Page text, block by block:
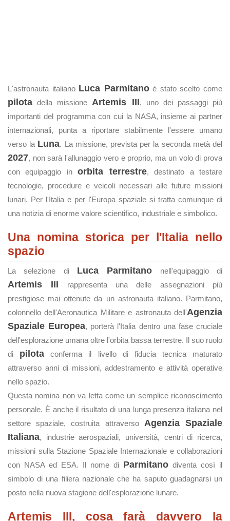
L'astronauta italiano Luca Parmitanoè stato scelto come
pilota della missione Artemis III, uno dei passaggi più
importanti del programma con cui la NASA, insieme ai partner
internazionali, punta a riportare stabilmente l'essere umano
verso la Luna. La missione, prevista per la seconda metà del
2027, non sarà l'allunaggio vero e proprio, ma un volo di prova
con equipaggio inorbita terrestre, destinato a testare
tecnologie, procedure e veicoli necessari alle future missioni
lunari. Per l'Italia e per l'Europa spaziale si tratta comunque di
una notizia di enorme valore scientifico, industriale e simbolico.
Una nomina storica per l'Italia nello
spazio
La selezione di Luca Parmitano nell'equipaggio di
Artemis III rappresenta una delle assegnazioni più
prestigiose mai ottenute da un astronauta italiano. Parmitano,
colonnello dell'Aeronautica Militare e astronauta dell'Agenzia
Spaziale Europea, porterà l'Italia dentro una fase cruciale
dell'esplorazione umana oltre l'orbita bassa terrestre. Il suo ruolo
di pilota conferma il livello di fiducia tecnica maturato
attraverso anni di missioni, addestramento e attività operative
nello spazio.
Questa nomina non va letta come un semplice riconoscimento
personale. È anche il risultato di una lunga presenza italiana nel
settore spaziale, costruita attraverso Agenzia Spaziale
Italiana, industrie aerospaziali, università, centri di ricerca,
missioni sulla Stazione Spaziale Internazionale e collaborazioni
con NASA ed ESA. Il nome di Parmitano diventa così il
simbolo di una filiera nazionale che ha saputo guadagnarsi un
posto nella nuova stagione dell'esplorazione lunare.
Artemis III, cosa farà davvero la